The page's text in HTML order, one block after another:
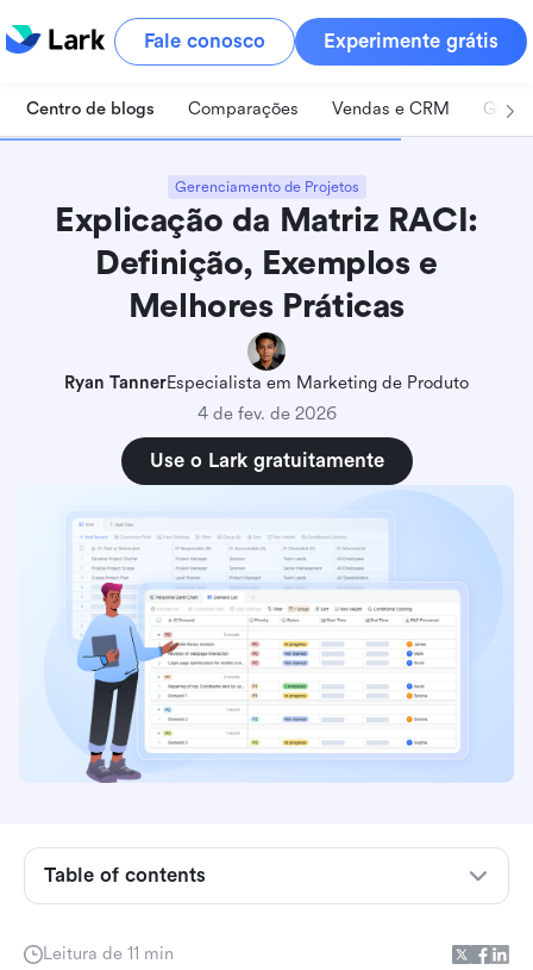
Fale conosco Experimente grátis
Centro de blogs Comparações Vendas e CRM
Gerenciamento de Projetos
Explicação da Matriz RACI:
Definição, Exemplos e
Melhores Práticas
Ryan TannerEspecialista em Marketing de Produto
4 de fev. de 2026
Use o Lark gratuitamente
Leitura de 11 min
Table of contents